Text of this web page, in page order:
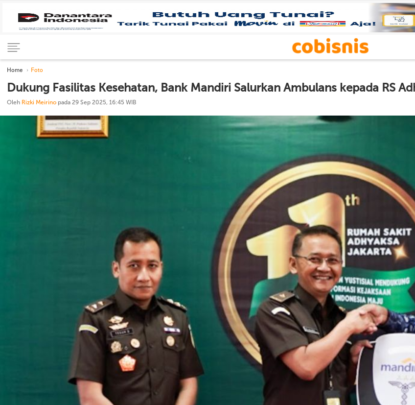
Home Foto
Dukung Fasilitas Kesehatan, Bank Mandiri Salurkan Ambulans kepada RS
Oleh Rizki Meirino pada 29 Sep 2025, 16:45 WIB